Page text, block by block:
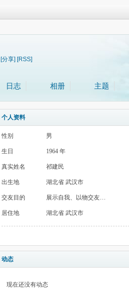
[分享] [RSS]
日志 相册 主题
个人资料
性别 男
生日 1964 年
真实姓名 祁建民
出生地 湖北省 武汉市
交友目的 展示自我、以物交友…
居住地 湖北省 武汉市
动态
现在还没有动态